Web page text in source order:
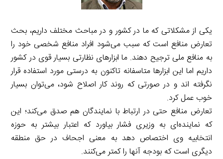
یکی از مشکلاتی که ما در کشور و در مباحث مختلف داریم، بحث
تعارض منافع است که سبب می‌شود افراد منافع شخصی خود را
به منافع ملی ترجیح دهند. ما ابزارهای نظارتی بسیار قوی در کشور
داریم اما این ابزارها متاسفانه تاکنون به درستی مورد استفاده قرار
نگرفته اند و در صورتی که روند کار اصلاح شود، می‌توان بسیار
خوب عمل کرد.
تعارض منافع حتی در ارتباط با نمایندگان هم صدق می‌کند؛ این
که نماینده‌ای به وزیری فشار بیاورد که اعتبار بیشتر به حوزه
انتخابیه وی اختصاص دهد به معنی اجحاف در حق منطقه
دیگری است که بودجه آنها را کمتر می‌کنند.